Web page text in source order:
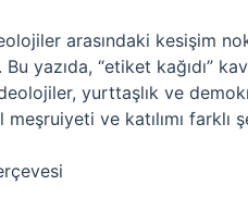
arasındaki kesişim
yazıda, “etiket kağıdı”
yurttaşlık ve
ve katılımı farklı